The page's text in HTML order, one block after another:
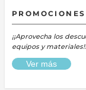
PROMOCIONES
¡¡Aprovecha los
equipos y materiales!!
Ver más